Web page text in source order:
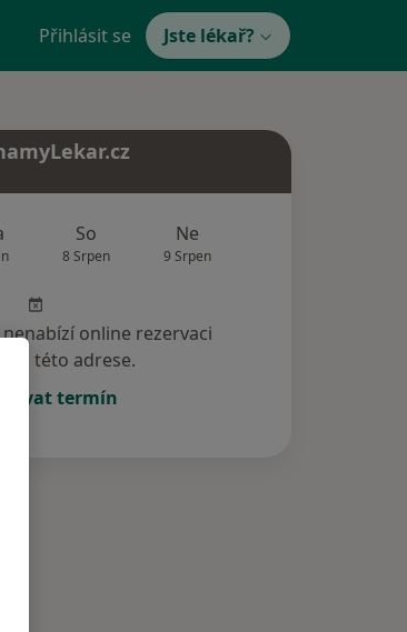
Přihlásit se Jste lékař?
So
8 Srpen
Ne
9 Srpen
online rezervaci
na této adrese.
termín